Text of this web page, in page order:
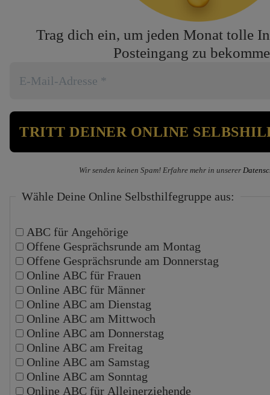
Trag dich ein, um jeden Monat tolle
Posteingang zu
Wir senden keinen Spam! Erfahre mehr in unserer
Wähle Deine Online Selbsthilfegruppe aus:
ABC für Angehörige
Offene Gesprächsrunde am Montag
Offene Gesprächsrunde am Donnerstag
Online ABC für Frauen
Online ABC für Männer
Online ABC am Dienstag
Online ABC am Mittwoch
Online ABC am Donnerstag
Online ABC am Freitag
Online ABC am Samstag
Online ABC am Sonntag
Online ABC für Alleinerziehende